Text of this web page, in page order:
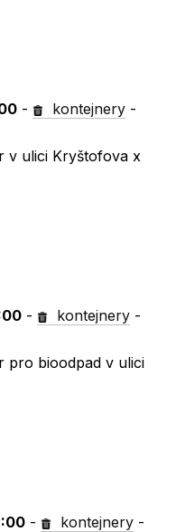
- kontejnery -
v ulici Kryštofova x
- kontejnery -
pro bioodpad v ulici
- kontejnery -